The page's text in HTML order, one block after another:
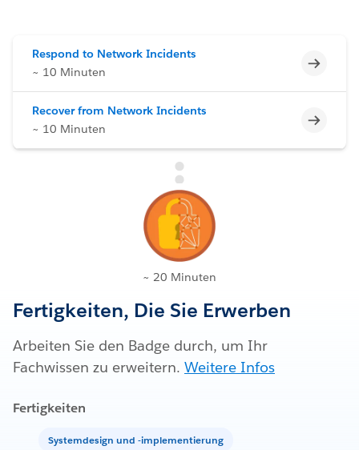
Respond to Network Incidents
~ 10 Minuten
Recover from Network Incidents
~ 10 Minuten
~ 20 Minuten
Fertigkeiten, Die Sie Erwerben
Arbeiten Sie den Badge durch, um Ihr
Fachwissen zu erweitern. Weitere Infos
Fertigkeiten
Systemdesign und -implementierung